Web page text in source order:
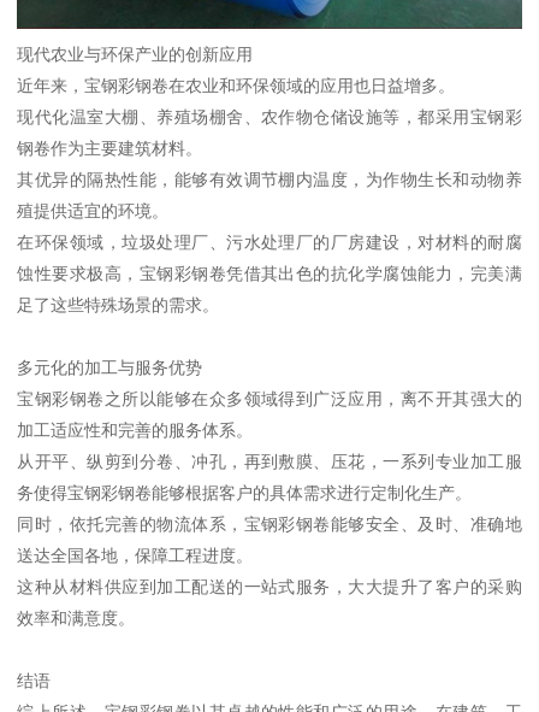
现代农业与环保产业的创新应用
近年来，宝钢彩钢卷在农业和环保领域的应用也日益增多。
现代化温室大棚、养殖场棚舍、农作物仓储设施等，都采用宝钢彩
钢卷作为主要建筑材料。
其优异的隔热性能，能够有效调节棚内温度，为作物生长和动物养
殖提供适宜的环境。
在环保领域，垃圾处理厂、污水处理厂的厂房建设，对材料的耐腐
蚀性要求极高，宝钢彩钢卷凭借其出色的抗化学腐蚀能力，完美满
足了这些特殊场景的需求。
多元化的加工与服务优势
宝钢彩钢卷之所以能够在众多领域得到广泛应用，离不开其强大的
加工适应性和完善的服务体系。
从开平、纵剪到分卷、冲孔，再到敷膜、压花，一系列专业加工服
务使得宝钢彩钢卷能够根据客户的具体需求进行定制化生产。
同时，依托完善的物流体系，宝钢彩钢卷能够安全、及时、准确地
送达全国各地，保障工程进度。
这种从材料供应到加工配送的一站式服务，大大提升了客户的采购
效率和满意度。
结语